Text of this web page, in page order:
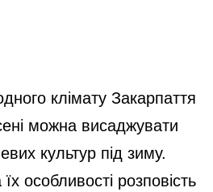
клімату Закарпаття
можна висаджувати
культур під зиму.
особливості розповість